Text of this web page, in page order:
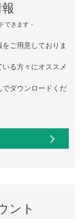
できます -
ご用意しておりま
る方々にオススメ
ダウンロードくだ
ント